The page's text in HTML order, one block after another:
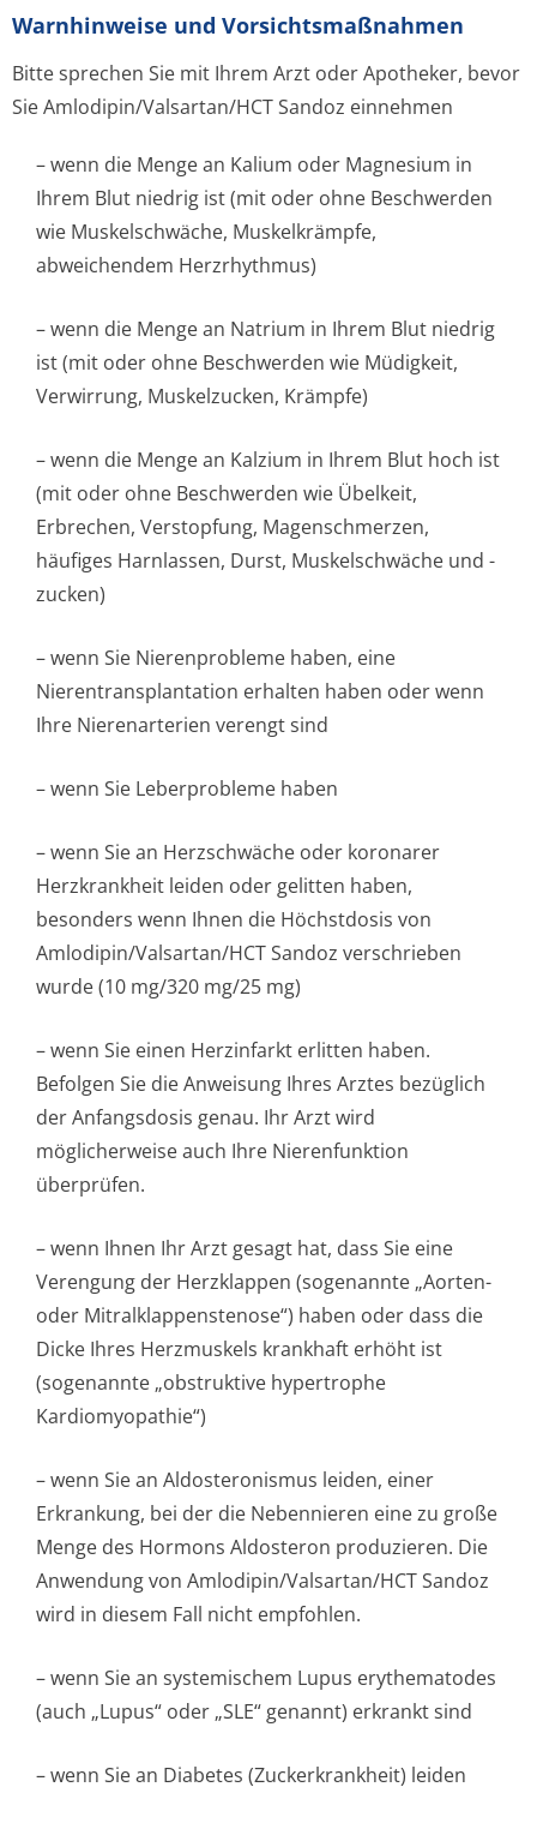
Warnhinweise und Vorsichtsmaßnahmen
Bitte sprechen Sie mit Ihrem Arzt oder Apotheker, bevor
Sie Amlodipin/Val­sartan/HCT Sandoz einnehmen
– wenn die Menge an Kalium oder Magnesium in
Ihrem Blut niedrig ist (mit oder ohne Beschwerden
wie Muskelschwäche, Muskelkrämpfe,
abweichendem Herzrhythmus)
– wenn die Menge an Natrium in Ihrem Blut niedrig
ist (mit oder ohne Beschwerden wie Müdigkeit,
Verwirrung, Muskelzucken, Krämpfe)
– wenn die Menge an Kalzium in Ihrem Blut hoch ist
(mit oder ohne Beschwerden wie Übelkeit,
Erbrechen, Verstopfung, Magenschmerzen,
häufiges Harnlassen, Durst, Muskelschwäche und -
zucken)
– wenn Sie Nierenprobleme haben, eine
Nierentransplan­tation erhalten haben oder wenn
Ihre Nierenarterien verengt sind
– wenn Sie Leberprobleme haben
– wenn Sie an Herzschwäche oder koronarer
Herzkrankheit leiden oder gelitten haben,
besonders wenn Ihnen die Höchstdosis von
Amlodipin/Val­sartan/HCT Sandoz verschrieben
wurde (10 mg/320 mg/25 mg)
– wenn Sie einen Herzinfarkt erlitten haben.
Befolgen Sie die Anweisung Ihres Arztes bezüglich
der Anfangsdosis genau. Ihr Arzt wird
möglicherweise auch Ihre Nierenfunktion
überprüfen.
– wenn Ihnen Ihr Arzt gesagt hat, dass Sie eine
Verengung der Herzklappen (sogenannte „Aorten-
oder Mitralklappen­stenose“) haben oder dass die
Dicke Ihres Herzmuskels krankhaft erhöht ist
(sogenannte „obstruktive hypertrophe
Kardiomyopathie“)
– wenn Sie an Aldosteronismus leiden, einer
Erkrankung, bei der die Nebennieren eine zu große
Menge des Hormons Aldosteron produzieren. Die
Anwendung von Amlodipin/Val­sartan/HCT Sandoz
wird in diesem Fall nicht empfohlen.
– wenn Sie an systemischem Lupus erythematodes
(auch „Lupus“ oder „SLE“ genannt) erkrankt sind
– wenn Sie an Diabetes (Zuckerkrankheit) leiden